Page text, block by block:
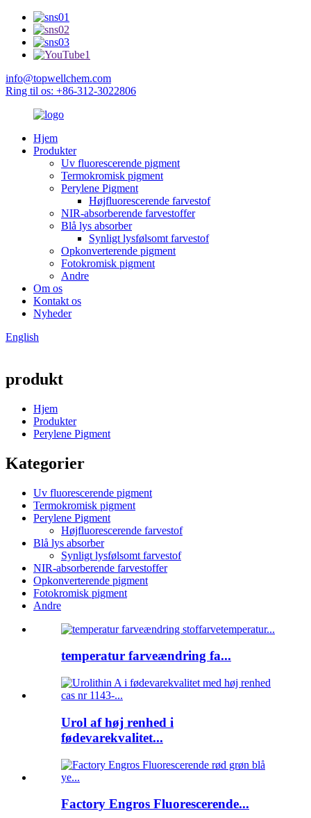
info@topwellchem.com
Ring til os: +86-312-3022806
Hjem
Produkter
Uv fluorescerende pigment
Termokromisk pigment
Perylene Pigment
Højfluorescerende farvestof
NIR-absorberende farvestoffer
Blå lys absorber
Synligt lysfølsomt farvestof
Opkonverterende pigment
Fotokromisk pigment
Andre
Om os
Kontakt os
Nyheder
English
produkt
Hjem
Produkter
Perylene Pigment
Kategorier
Uv fluorescerende pigment
Termokromisk pigment
Perylene Pigment
Højfluorescerende farvestof
Blå lys absorber
Synligt lysfølsomt farvestof
NIR-absorberende farvestoffer
Opkonverterende pigment
Fotokromisk pigment
Andre
temperatur farveændring fa...
Urol af høj renhed i
fødevarekvalitet...
Factory Engros Fluorescerende...